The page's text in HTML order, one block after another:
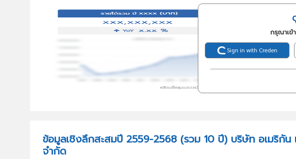
กรุณาเข้
Sign in with Creden
ข้อมูลเชิงลึกสะสมปี 2559-2568 (รวม 10 ปี) บริษัท อเมริกัน
จำกัด